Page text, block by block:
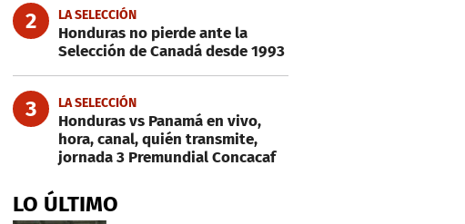
2 LA SELECCIÓN
Honduras no pierde ante la
Selección de Canadá desde 1993
3 LA SELECCIÓN
Honduras vs Panamá en vivo,
hora, canal, quién transmite,
jornada 3 Premundial Concacaf
LO ÚLTIMO